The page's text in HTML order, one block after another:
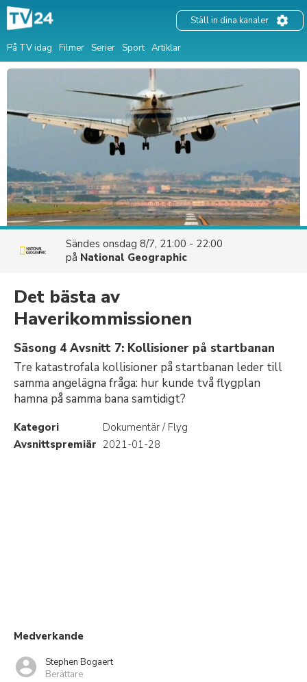
På TV idag Filmer Serier Sport Artiklar
Ställ in dina kanaler
Sändes onsdag 8/7, 21:00 - 22:00
på National Geographic
Det bästa av
Haverikommissionen
Säsong 4 Avsnitt 7: Kollisioner på startbanan
Tre katastrofala kollisioner på startbanan leder till
samma angelägna fråga: hur kunde två flygplan
hamna på samma bana samtidigt?
Kategori
Dokumentär / Flyg
Avsnittspremiär 2021-01-28
Medverkande
Stephen Bogaert
Berättare